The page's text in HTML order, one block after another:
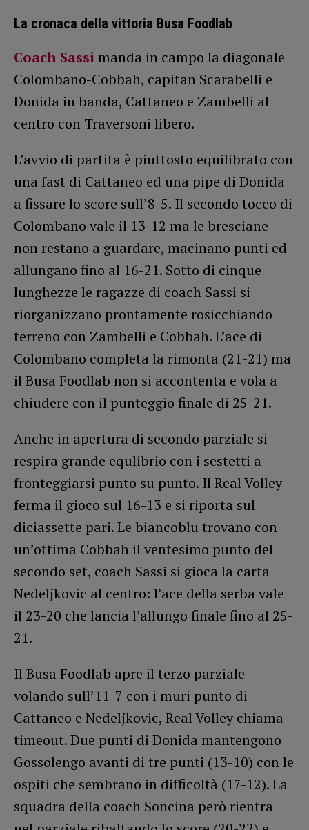
La cronaca della vittoria Busa Foodlab
Coach Sassi manda in campo la diagonale
Colombano-Cobbah, capitan Scarabelli e
Donida in banda, Cattaneo e Zambelli al
centro con Traversoni libero.
L’avvio di partita è piuttosto equilibrato con
una fast di Cattaneo ed una pipe di Donida
a fissare lo score sull’8-5. Il secondo tocco di
Colombano vale il 13-12 ma le bresciane
non restano a guardare, macinano punti ed
allungano fino al 16-21. Sotto di cinque
lunghezze le ragazze di coach Sassi si
riorganizzano prontamente rosicchiando
terreno con Zambelli e Cobbah. L’ace di
Colombano completa la rimonta (21-21) ma
il Busa Foodlab non si accontenta e vola a
chiudere con il punteggio finale di 25-21.
Anche in apertura di secondo parziale si
respira grande equlibrio con i sestetti a
fronteggiarsi punto su punto. Il Real Volley
ferma il gioco sul 16-13 e si riporta sul
diciassette pari. Le biancoblu trovano con
un’ottima Cobbah il ventesimo punto del
secondo set, coach Sassi si gioca la carta
Nedeljkovic al centro: l’ace della serba vale
il 23-20 che lancia l’allungo finale fino al 25-
21.
Il Busa Foodlab apre il terzo parziale
volando sull’11-7 con i muri punto di
Cattaneo e Nedeljkovic, Real Volley chiama
timeout. Due punti di Donida mantengono
Gossolengo avanti di tre punti (13-10) con le
ospiti che sembrano in difficoltà (17-12). La
squadra della coach Soncina però rientra